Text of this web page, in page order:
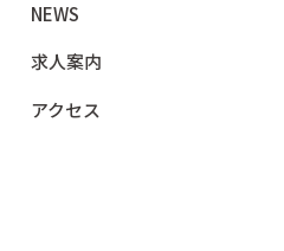
NEWS
求人案内
アクセス